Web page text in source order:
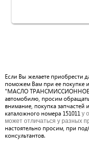
Если Вы желаете приобрести
поможем Вам при ее покупке
"МАСЛО
автомобилю, просим
внимание, покупка
каталожного номера 151011 у
может отличаться у разных
настоятельно просим, при
консультантов.